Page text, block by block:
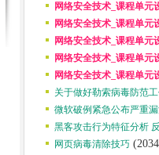
网络安全技术_课程单元
网络安全技术_课程单元
网络安全技术_课程单元
网络安全技术_课程单元
网络安全技术_课程单元
关于做好勒索病毒防范
微软破例紧急公布严重
黑客攻击行为特征分析
网页病毒清除技巧